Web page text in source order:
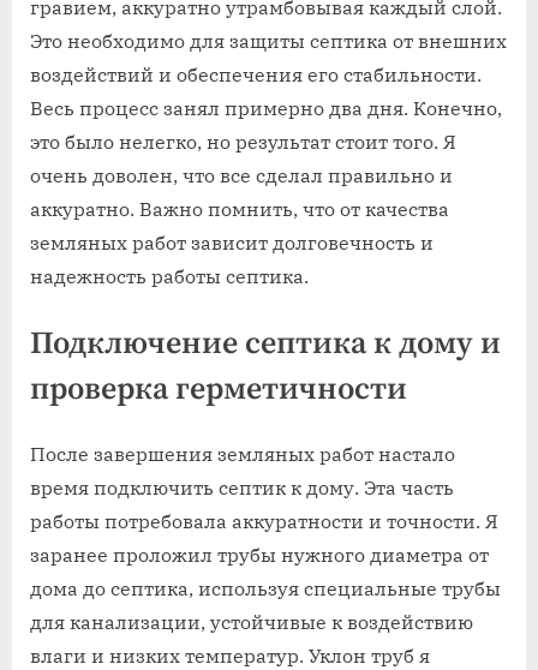
гравием, аккуратно утрамбовывая каждый слой.
Это необходимо для защиты септика от внешних
воздействий и обеспечения его стабильности.
Весь процесс занял примерно два дня. Конечно,
это было нелегко, но результат стоит того. Я
очень доволен, что все сделал правильно и
аккуратно. Важно помнить, что от качества
земляных работ зависит долговечность и
надежность работы септика.
Подключение септика к дому и
проверка герметичности
После завершения земляных работ настало
время подключить септик к дому. Эта часть
работы потребовала аккуратности и точности. Я
заранее проложил трубы нужного диаметра от
дома до септика, используя специальные трубы
для канализации, устойчивые к воздействию
влаги и низких температур. Уклон труб я